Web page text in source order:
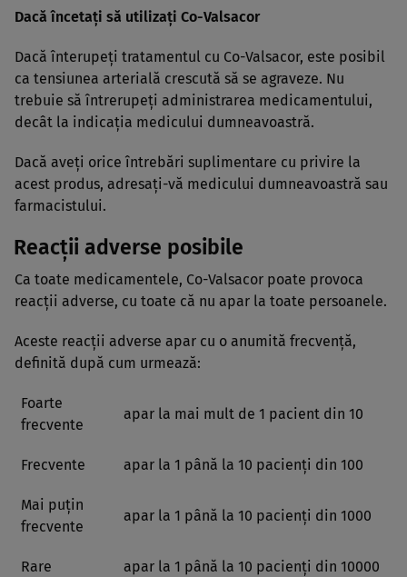
Dacă încetaţi să utilizaţi Co-Valsacor
Dacă înterupeţi tratamentul cu Co-Valsacor, este posibil
ca tensiunea arterială crescută să se agraveze. Nu
trebuie să întrerupeţi administrarea medicamentului,
decât la indicaţia medicului dumneavoastră.
Dacă aveţi orice întrebări suplimentare cu privire la
acest produs, adresaţi-vă medicului dumneavoastră sau
farmacistului.
Reacţii adverse posibile
Ca toate medicamentele, Co-Valsacor poate provoca
reacţii adverse, cu toate că nu apar la toate persoanele.
Aceste reacţii adverse apar cu o anumită frecvenţă,
definită după cum urmează:
Foarte
frecvente
apar la mai mult de 1 pacient din 10
Frecvente apar la 1 până la 10 pacienţi din 100
Mai puţin
frecvente
apar la 1 până la 10 pacienţi din 1000
Rare apar la 1 până la 10 pacienţi din 10000